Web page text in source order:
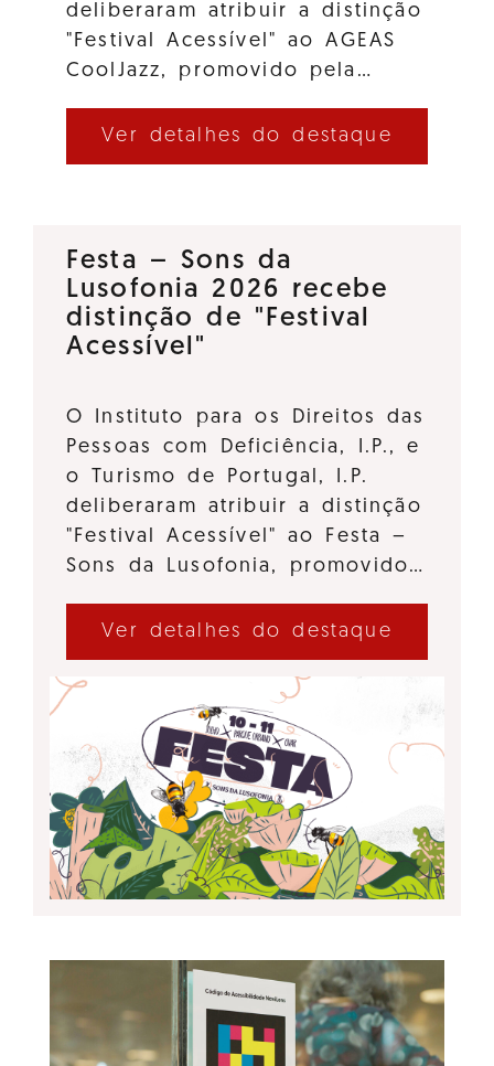
deliberaram atribuir a distinção
"Festival Acessível" ao AGEAS
CoolJazz, promovido pela…
Ver detalhes do destaque
Festa – Sons da
Lusofonia 2026 recebe
distinção de "Festival
Acessível"
O Instituto para os Direitos das
Pessoas com Deficiência, I.P., e
o Turismo de Portugal, I.P.
deliberaram atribuir a distinção
"Festival Acessível" ao Festa –
Sons da Lusofonia, promovido…
Ver detalhes do destaque